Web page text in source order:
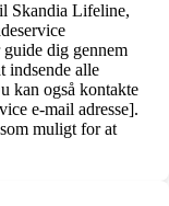
Skandia Lifeline,
dig gennem
indsende alle
kan også kontakte
e-mail adresse].
muligt for at